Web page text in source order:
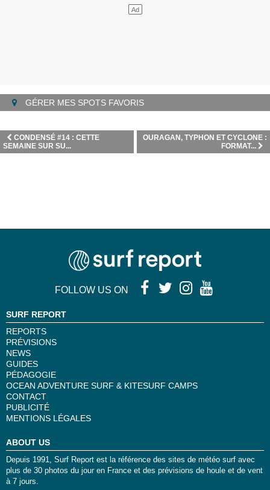
GÉRER MES SPOTS FAVORIS
OURAGAN, TYPHON ET CYCLONE :
FORMAT...
CONDENSÉ #14 : CETTE
SEMAINE SUR SU...
FOLLOW US ON
SURF REPORT
REPORTS
PRÉVISIONS
NEWS
GUIDES
PÉDAGOGIE
OCEAN ADVENTURE SURF & KITESURF CAMPS
CONTACT
PUBLICITÉ
MENTIONS LÉGALES
ABOUT US
Depuis 1991, Surf Report est la référence des sites de météo surf avec
plus de 30 photos du jour en France et des prévisions de houle et de vent
à 7 jours.